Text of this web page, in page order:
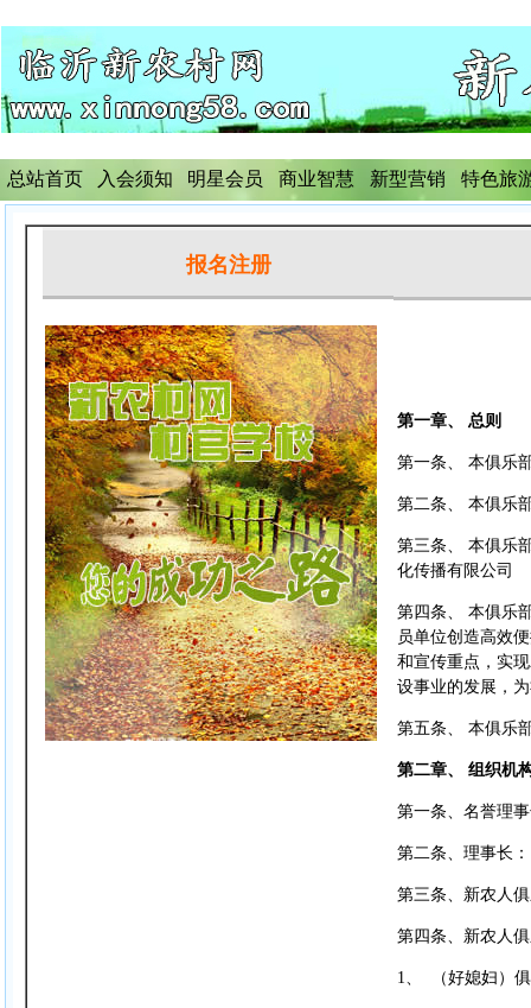
总站首页 入会须知 明星会员 商业智慧 新型营销 特色旅
报名注册
第一章、 总则
第一条、 本俱乐
第二条、 本俱乐
第三条、 本俱乐
化传播有限公司
第四条、 本俱乐
员单位创造高效
和宣传重点，实
设事业的发展，
第五条、 本俱乐
第二章、 组织机
第一条、名誉理
第二条、理事长
第三条、新农人
第四条、新农人
1、 （好媳妇）